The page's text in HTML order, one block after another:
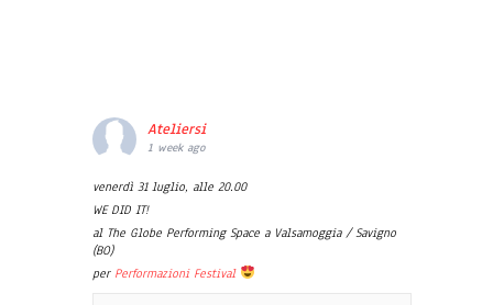
Ateliersi
1 week ago
venerdì 31 luglio, alle 20.00
WE DID IT!
al The Globe Performing Space a Valsamoggia / Savigno
(BO)
per Performazioni Festival